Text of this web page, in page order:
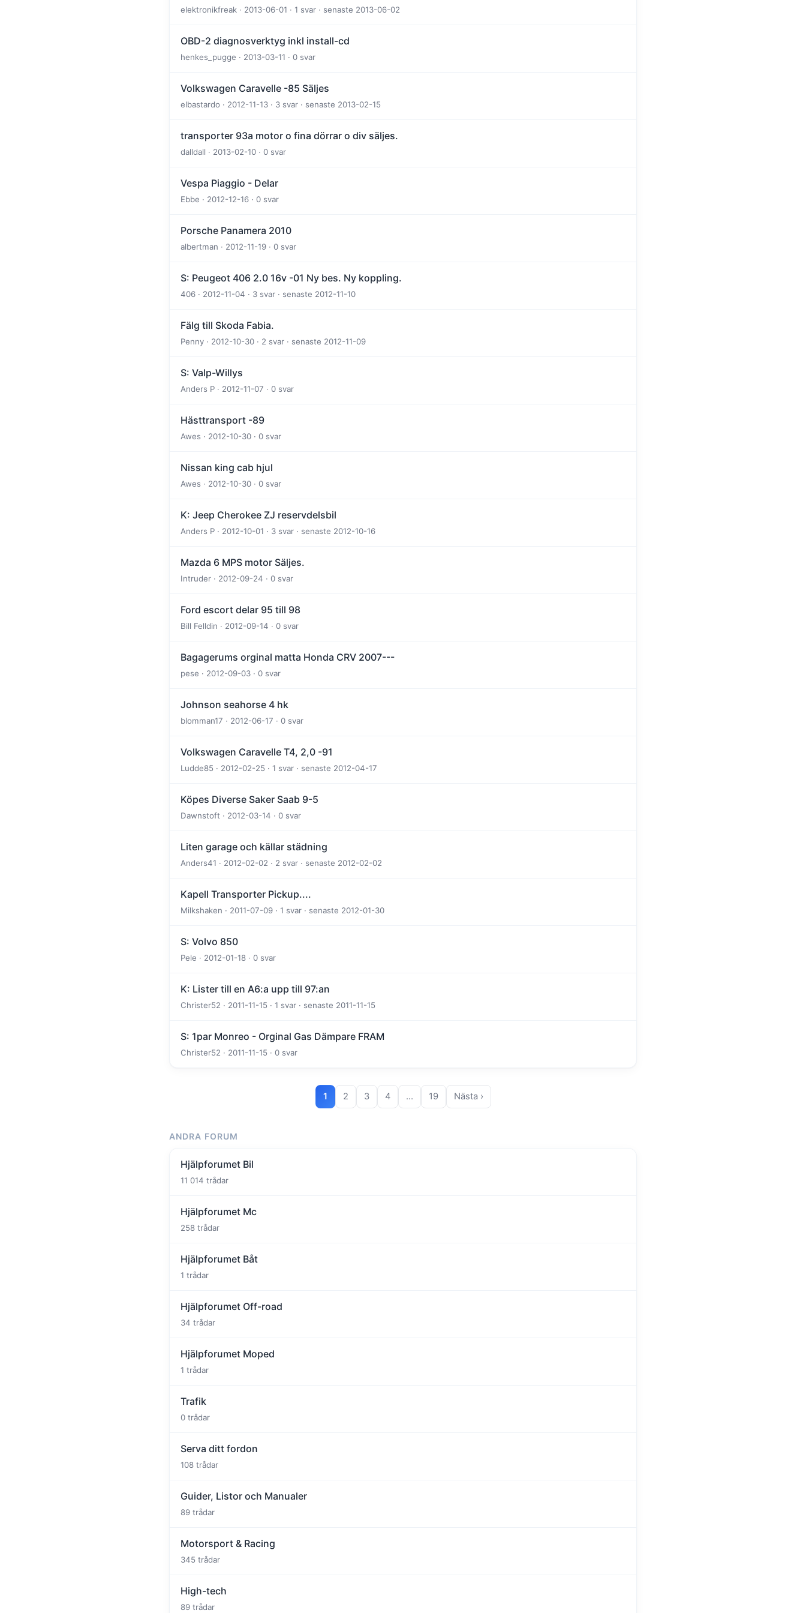
elektronikfreak · 2013-06-01 · 1 svar · senaste 2013-06-02
OBD-2 diagnosverktyg inkl install-cd
henkes_pugge · 2013-03-11 · 0 svar
Volkswagen Caravelle -85 Säljes
elbastardo · 2012-11-13 · 3 svar · senaste 2013-02-15
transporter 93a motor o fina dörrar o div säljes.
dalldall · 2013-02-10 · 0 svar
Vespa Piaggio - Delar
Ebbe · 2012-12-16 · 0 svar
Porsche Panamera 2010
albertman · 2012-11-19 · 0 svar
S: Peugeot 406 2.0 16v -01 Ny bes. Ny koppling.
406 · 2012-11-04 · 3 svar · senaste 2012-11-10
Fälg till Skoda Fabia.
Penny · 2012-10-30 · 2 svar · senaste 2012-11-09
S: Valp-Willys
Anders P · 2012-11-07 · 0 svar
Hästtransport -89
Awes · 2012-10-30 · 0 svar
Nissan king cab hjul
Awes · 2012-10-30 · 0 svar
K: Jeep Cherokee ZJ reservdelsbil
Anders P · 2012-10-01 · 3 svar · senaste 2012-10-16
Mazda 6 MPS motor Säljes.
Intruder · 2012-09-24 · 0 svar
Ford escort delar 95 till 98
Bill Felldin · 2012-09-14 · 0 svar
Bagagerums orginal matta Honda CRV 2007---
pese · 2012-09-03 · 0 svar
Johnson seahorse 4 hk
blomman17 · 2012-06-17 · 0 svar
Volkswagen Caravelle T4, 2,0 -91
Ludde85 · 2012-02-25 · 1 svar · senaste 2012-04-17
Köpes Diverse Saker Saab 9-5
Dawnstoft · 2012-03-14 · 0 svar
Liten garage och källar städning
Anders41 · 2012-02-02 · 2 svar · senaste 2012-02-02
Kapell Transporter Pickup....
Milkshaken · 2011-07-09 · 1 svar · senaste 2012-01-30
S: Volvo 850
Pele · 2012-01-18 · 0 svar
K: Lister till en A6:a upp till 97:an
Christer52 · 2011-11-15 · 1 svar · senaste 2011-11-15
S: 1par Monreo - Orginal Gas Dämpare FRAM
Christer52 · 2011-11-15 · 0 svar
1 2 3 4 … 19 Nästa ›
ANDRA FORUM
Hjälpforumet Bil
11 014 trådar
Hjälpforumet Mc
258 trådar
Hjälpforumet Båt
1 trådar
Hjälpforumet Off-road
34 trådar
Hjälpforumet Moped
1 trådar
Trafik
0 trådar
Serva ditt fordon
108 trådar
Guider, Listor och Manualer
89 trådar
Motorsport & Racing
345 trådar
High-tech
89 trådar